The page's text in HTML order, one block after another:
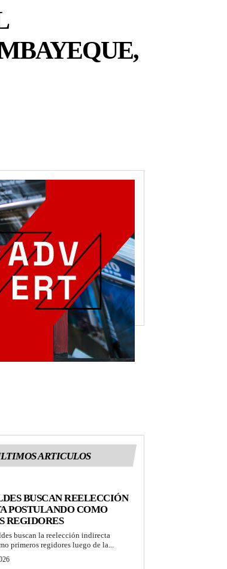
ARTICULOS
BUSCAN REELECCIÓN
POSTULANDO COMO
REGIDORES
buscan la reelección indirecta
primeros regidores luego de la...